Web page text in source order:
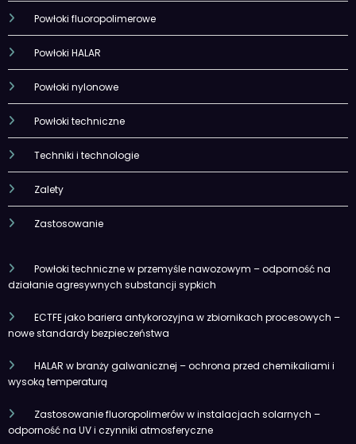
Powłoki fluoropolimerowe
Powłoki HALAR
Powłoki nylonowe
Powłoki techniczne
Techniki i technologie
Zalety
Zastosowanie
Powłoki techniczne w przemyśle nawozowym – odporność na
działanie agresywnych substancji sypkich
ECTFE jako bariera antykorozyjna w zbiornikach procesowych –
nowe standardy bezpieczeństwa
HALAR w branży galwanicznej – ochrona przed chemikaliami i
wysoką temperaturą
Zastosowanie fluoropolimerów w instalacjach solarnych –
odporność na UV i czynniki atmosferyczne